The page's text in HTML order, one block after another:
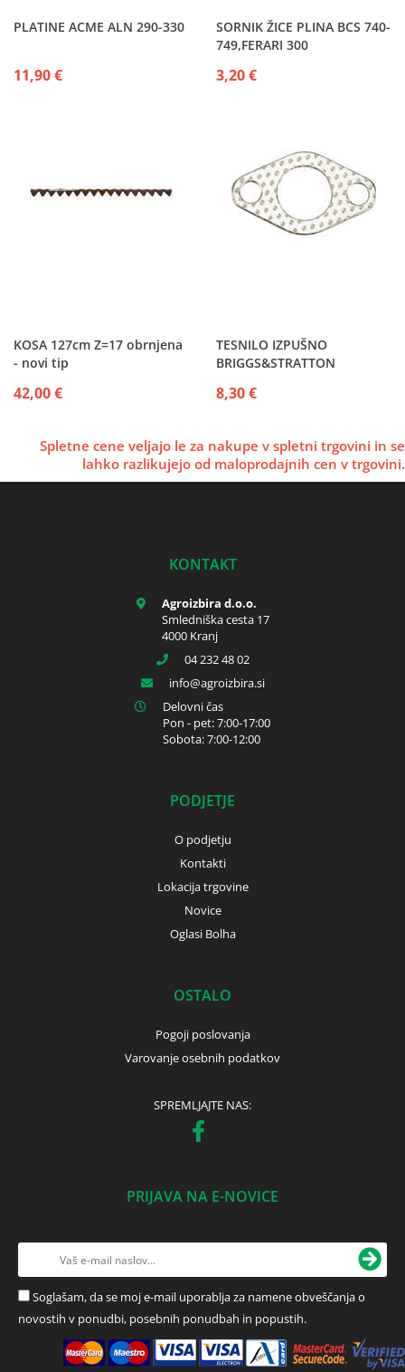
PLATINE ACME ALN 290-330
11,90 €
SORNIK ŽICE PLINA BCS 740-
749,FERARI 300
3,20 €
KOSA 127cm Z=17 obrnjena
- novi tip
42,00 €
TESNILO IZPUŠNO
BRIGGS&STRATTON
8,30 €
Spletne cene veljajo le za nakupe v spletni trgovini in se
lahko razlikujejo od maloprodajnih cen v trgovini.
KONTAKT
Agroizbira d.o.o.
Smledniška cesta 17
4000 Kranj
04 232 48 02
info
agroizbira.si
Delovni čas
Pon - pet: 7:00-17:00
Sobota: 7:00-12:00
PODJETJE
O podjetju
Kontakti
Lokacija trgovine
Novice
Oglasi Bolha
OSTALO
Pogoji poslovanja
Varovanje osebnih podatkov
SPREMLJAJTE NAS:
PRIJAVA NA E-NOVICE
Soglašam, da se moj e-mail uporablja za namene obveščanja o
novostih v ponudbi, posebnih ponudbah in popustih.